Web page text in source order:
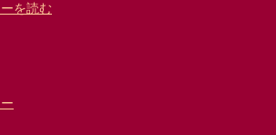
を読む